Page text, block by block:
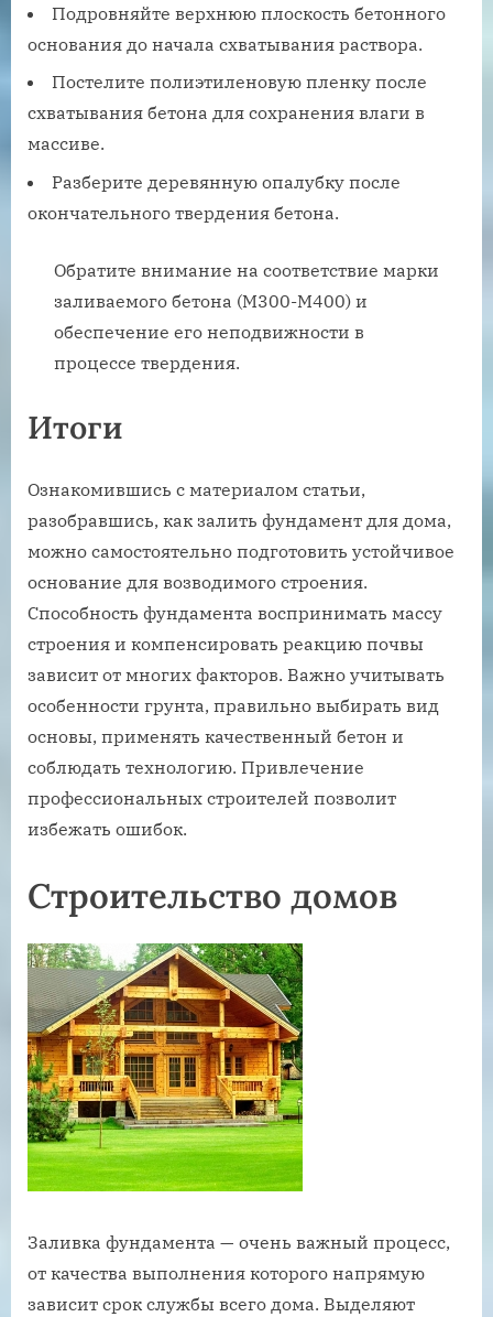
Подровняйте верхнюю плоскость бетонного
основания до начала схватывания раствора.
Постелите полиэтиленовую пленку после
схватывания бетона для сохранения влаги в
массиве.
Разберите деревянную опалубку после
окончательного твердения бетона.
Обратите внимание на соответствие марки
заливаемого бетона (М300-М400) и
обеспечение его неподвижности в
процессе твердения.
Итоги
Ознакомившись с материалом статьи,
разобравшись, как залить фундамент для дома,
можно самостоятельно подготовить устойчивое
основание для возводимого строения.
Способность фундамента воспринимать массу
строения и компенсировать реакцию почвы
зависит от многих факторов. Важно учитывать
особенности грунта, правильно выбирать вид
основы, применять качественный бетон и
соблюдать технологию. Привлечение
профессиональных строителей позволит
избежать ошибок.
Строительство домов
Заливка фундамента — очень важный процесс,
от качества выполнения которого напрямую
зависит срок службы всего дома. Выделяют